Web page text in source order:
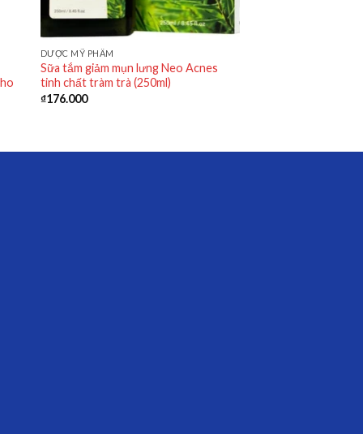
DƯỢC MỸ PHẨM
Sữa tắm giảm mụn lưng Neo Acnes
tinh chất tràm trà (250ml)
₫176.000